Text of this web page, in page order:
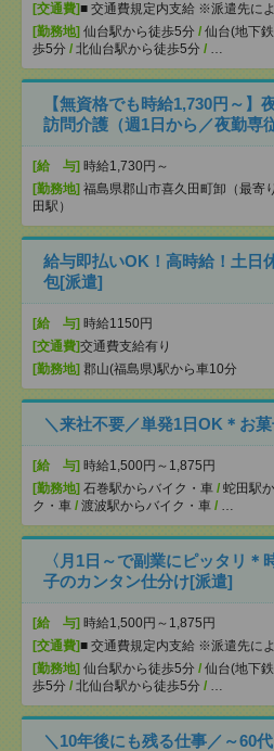
[交通費]■ 交通費規定内支給 ※派遣先に
[勤務地] 仙台駅から徒歩5分 / 仙台(地下
歩5分 / 北仙台駅から徒歩5分 / …
【無資格でも時給1,730円～】
訪問介護（週1日から／夜勤専
[給 与] 時給1,730円～
[勤務地] 福島県郡山市喜久田町卸（最寄
田駅）
給与即払いOK！高時給！土日
包[派遣]
[給 与] 時給1150円
[交通費]交通費支給有り
[勤務地] 郡山(福島県)駅から車10分
＼来社不要／単発1日OK＊お
[給 与] 時給1,500円～1,875円
[勤務地] 石巻駅からバイク・車 / 蛇田駅
ク・車 / 渡波駅からバイク・車 / …
〈月1日～で副業にピッタリ＊
子のカンタン仕分け[派遣]
[給 与] 時給1,500円～1,875円
[交通費]■ 交通費規定内支給 ※派遣先に
[勤務地] 仙台駅から徒歩5分 / 仙台(地下
歩5分 / 北仙台駅から徒歩5分 / …
＼10年後にも残る仕事／～60